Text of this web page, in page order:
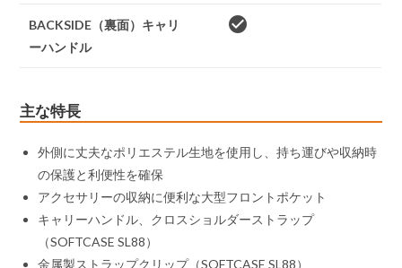
BACKSIDE（裏面）キャリ
ーハンドル
check_circle
主な特長
外側に丈夫なポリエステル生地を使用し、持ち運びや収納時
の保護と利便性を確保
アクセサリーの収納に便利な大型フロントポケット
キャリーハンドル、クロスショルダーストラップ
（SOFTCASE SL88）
金属製ストラップクリップ（SOFTCASE SL88）